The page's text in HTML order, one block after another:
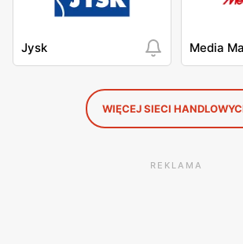
Jysk Media
WIĘCEJ SIECI
REKLAMA